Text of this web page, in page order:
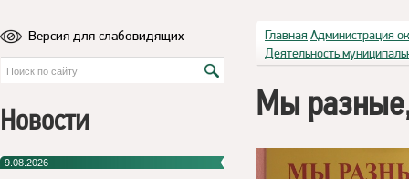
Версия для слабовидящих
Новости
9.08.2026
Главная Администрация
Деятельность
Мы